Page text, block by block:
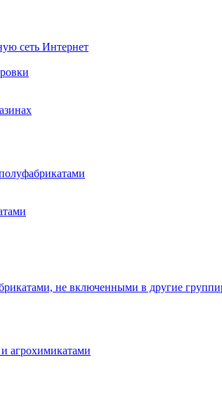
сеть Интернет
не включенными в другие
агрохимикатами